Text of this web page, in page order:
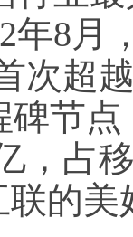
年8月
次超
碑节
，占
联的